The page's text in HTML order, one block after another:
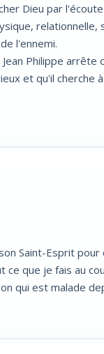
Dieu par
relationnelle,
l'ennemi.
Philippe
et qu'il cherche
Saint-Esprit
que je fais au
qui est malade